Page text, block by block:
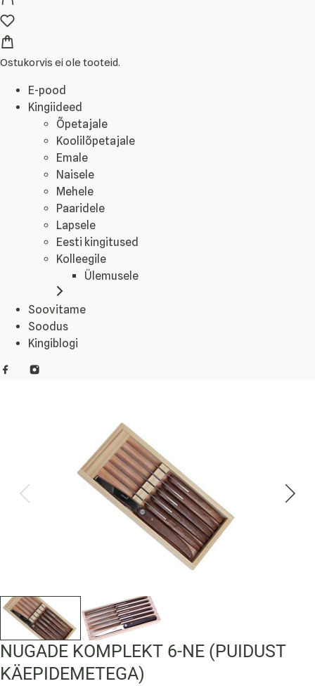
Ostukorvis ei ole tooteid.
E-pood
Kingiideed
Õpetajale
Koolilõpetajale
Emale
Naisele
Mehele
Paaridele
Lapsele
Eesti kingitused
Kolleegile
Ülemusele
Soovitame
Soodus
Kingiblogi
NUGADE KOMPLEKT 6-NE (PUIDUST
KÄEPIDEMETEGA)